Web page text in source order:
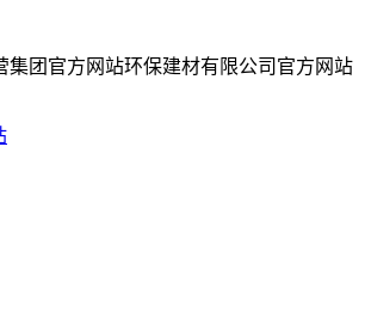
集团官方网站环保建材有限公司官方网站